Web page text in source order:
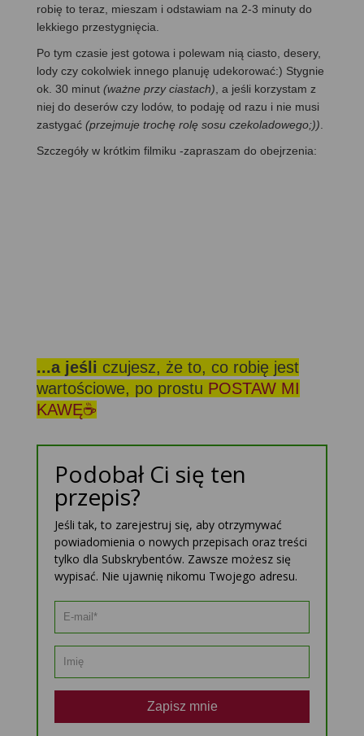
robię to teraz, mieszam i odstawiam na 2-3 minuty do
lekkiego przestygnięcia.
Po tym czasie jest gotowa i polewam nią ciasto, desery,
lody czy cokolwiek innego planuję udekorować:) Stygnie
ok. 30 minut (ważne przy ciastach), a jeśli korzystam z
niej do deserów czy lodów, to podaję od razu i nie musi
zastygać (przejmuje trochę rolę sosu czekoladowego;)).
Szczegóły w krótkim filmiku -zapraszam do obejrzenia:
...a jeśli czujesz, że to, co robię jest
wartościowe, po prostu POSTAW MI
KAWĘ☕
Podobał Ci się ten
przepis?
Jeśli tak, to zarejestruj się, aby otrzymywać
powiadomienia o nowych przepisach oraz treści
tylko dla Subskrybentów. Zawsze możesz się
wypisać. Nie ujawnię nikomu Twojego adresu.
Zapisz mnie